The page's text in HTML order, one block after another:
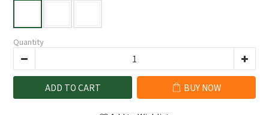
Quantity
ADD TO CART BUY NOW